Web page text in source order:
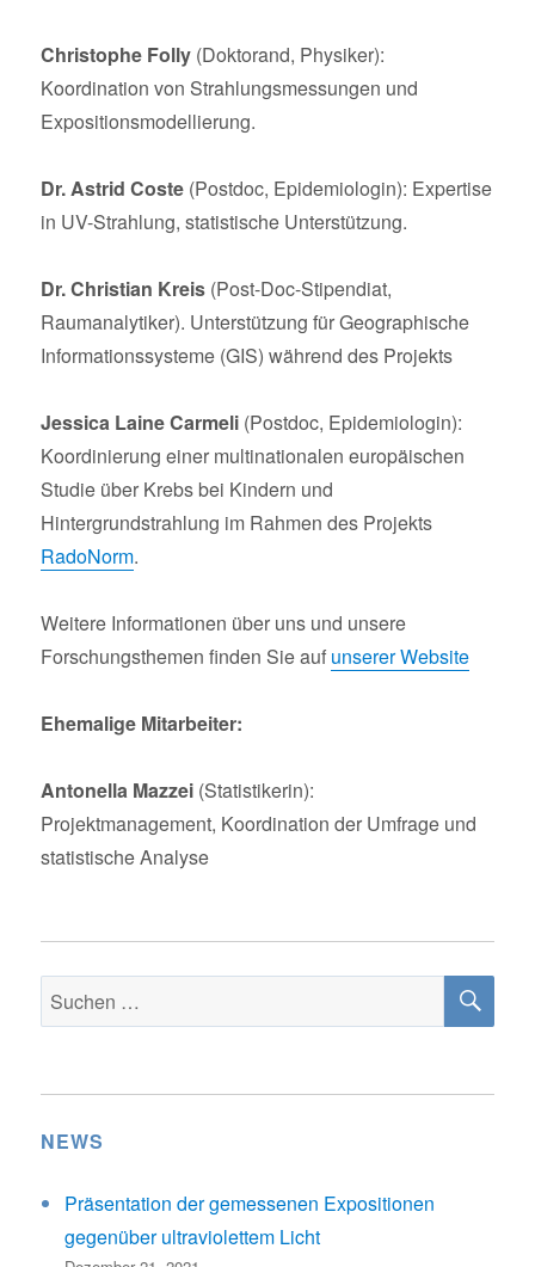
Christophe Folly (Doktorand, Physiker):
Koordination von Strahlungsmessungen und
Expositionsmodellierung.
Dr. Astrid Coste (Postdoc, Epidemiologin): Expertise
in UV-Strahlung, statistische Unterstützung.
Dr. Christian Kreis (Post-Doc-Stipendiat,
Raumanalytiker). Unterstützung für Geographische
Informationssysteme (GIS) während des Projekts
Jessica Laine Carmeli (Postdoc, Epidemiologin):
Koordinierung einer multinationalen europäischen
Studie über Krebs bei Kindern und
Hintergrundstrahlung im Rahmen des Projekts
RadoNorm.
Weitere Informationen über uns und unsere
Forschungsthemen finden Sie auf unserer Website
Ehemalige Mitarbeiter:
Antonella Mazzei (Statistikerin):
Projektmanagement, Koordination der Umfrage und
statistische Analyse
Suchen
nach:
NEWS
Präsentation der gemessenen Expositionen
gegenüber ultraviolettem Licht